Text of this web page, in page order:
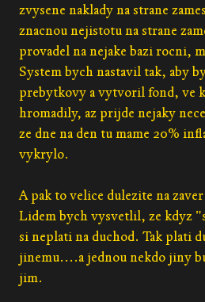
zvysene naklady na strane
znacnou nejistotu na strane
provadel na nejake bazi rocni,
System bych nastavil tak, aby
prebytkovy a vytvoril fond, ve
hromadily, az prijde nejaky
ze dne na den tu mame 20%
vykrylo.
A pak to velice dulezite na
Lidem bych vysvetlil, ze kdyz
si neplati na duchod. Tak plati
jinemu....a jednou nekdo jiny
jim.